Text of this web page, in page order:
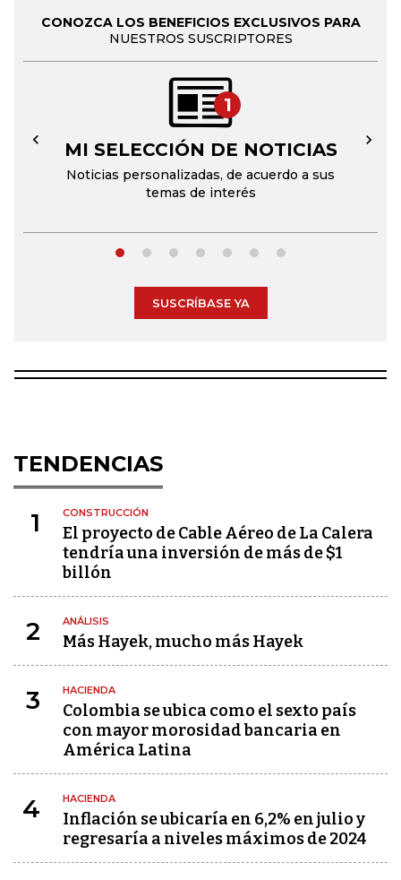
CONOZCA LOS BENEFICIOS EXCLUSIVOS PARA
NUESTROS SUSCRIPTORES
1
MI SELECCIÓN DE NOTICIAS
Noticias personalizadas, de acuerdo a sus
temas de interés
← →
SUSCRÍBASE YA
TENDENCIAS
1 CONSTRUCCIÓN
El proyecto de Cable Aéreo de La Calera
tendría una inversión de más de $1
billón
2 ANÁLISIS
Más Hayek, mucho más Hayek
3 HACIENDA
Colombia se ubica como el sexto país
con mayor morosidad bancaria en
América Latina
4 HACIENDA
Inflación se ubicaría en 6,2% en julio y
regresaría a niveles máximos de 2024